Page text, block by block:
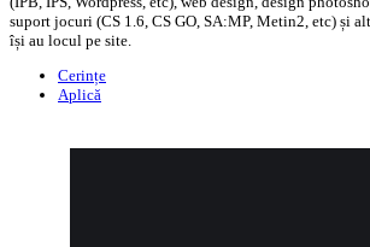
suport jocuri (CS 1.6, CS GO, SA:MP, Metin2, etc) și
își au locul pe site.
Cerințe
Aplică